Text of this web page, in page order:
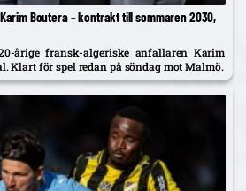
Boutera – kontrakt till sommaren 2030,
årige fransk-algeriske anfallaren Karim
Klart för spel redan på söndag mot Malmö.